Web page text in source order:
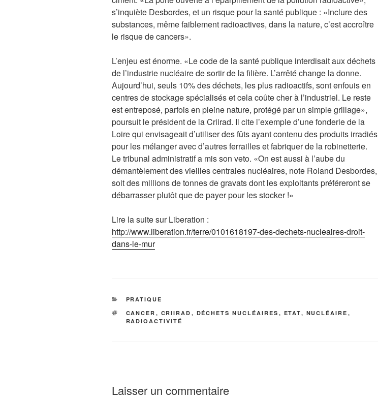
s’inquiète Desbordes, et un risque pour la santé publique : «Inclure des
substances, même faiblement radioactives, dans la nature, c’est accroître
le risque de cancers».
L’enjeu est énorme. «Le code de la santé publique interdisait aux déchets
de l’industrie nucléaire de sortir de la filière. L’arrêté change la donne.
Aujourd’hui, seuls 10% des déchets, les plus radioactifs, sont enfouis en
centres de stockage spécialisés et cela coûte cher à l’industriel. Le reste
est entreposé, parfois en pleine nature, protégé par un simple grillage»,
poursuit le président de la Criirad. Il cite l’exemple d’une fonderie de la
Loire qui envisageait d’utiliser des fûts ayant contenu des produits irradiés
pour les mélanger avec d’autres ferrailles et fabriquer de la robinetterie.
Le tribunal administratif a mis son veto. «On est aussi à l’aube du
démantèlement des vieilles centrales nucléaires, note Roland Desbordes,
soit des millions de tonnes de gravats dont les exploitants préféreront se
débarrasser plutôt que de payer pour les stocker !»
Lire la suite sur Liberation :
http://www.liberation.fr/terre/0101618197-des-dechets-nucleaires-droit-
dans-le-mur
CATÉGORIES
PRATIQUE
ÉTIQUETTES
CANCER , CRIIRAD , DÉCHETS NUCLÉAIRES , ETAT, NUCLÉAIRE ,
RADIOACTIVITÉ
Laisser un commentaire